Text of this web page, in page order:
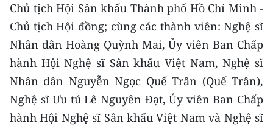
Chủ tịch Hội Sân khấu Thành phố Hồ Chí Minh -
Chủ tịch Hội đồng; cùng các thành viên: Nghệ sĩ
Nhân dân Hoàng Quỳnh Mai, Ủy viên Ban Chấp
hành Hội Nghệ sĩ Sân khấu Việt Nam, Nghệ sĩ
Nhân dân Nguyễn Ngọc Quế Trân (Quế Trân),
Nghệ sĩ Ưu tú Lê Nguyên Đạt, Ủy viên Ban Chấp
hành Hội Nghệ sĩ Sân khấu Việt Nam và Nghệ sĩ